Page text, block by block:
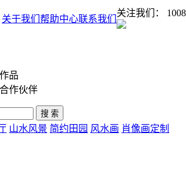
关于我们 帮助中心联系我们
关注我们：
品
作伙伴
山水风景 简约田园 风水画 肖像画定制